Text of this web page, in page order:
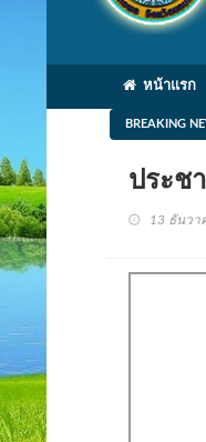
หน้าแรก
BREAKING
ประช
13 ธันวา